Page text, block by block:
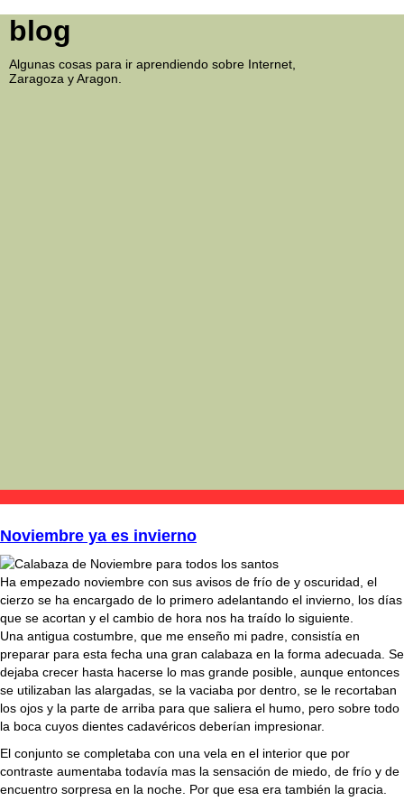
blog
Algunas cosas para ir aprendiendo sobre Internet,
Zaragoza y Aragon.
Noviembre ya es invierno
Ha empezado noviembre con sus avisos de frí­o de y oscuridad, el
cierzo se ha encargado de lo primero adelantando el invierno, los dí­as
que se acortan y el cambio de hora nos ha traí­do lo siguiente.
Una antigua costumbre, que me enseño mi padre, consistí­a en
preparar para esta fecha una gran calabaza en la forma adecuada. Se
dejaba crecer hasta hacerse lo mas grande posible, aunque entonces
se utilizaban las alargadas, se la vaciaba por dentro, se le recortaban
los ojos y la parte de arriba para que saliera el humo, pero sobre todo
la boca cuyos dientes cadavéricos deberí­an impresionar.
El conjunto se completaba con una vela en el interior que por
contraste aumentaba todaví­a mas la sensación de miedo, de frí­o y de
encuentro sorpresa en la noche. Por que esa era también la gracia.